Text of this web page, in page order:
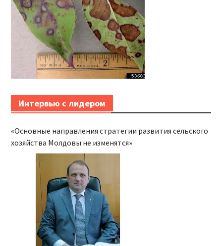
Интервью с лидером
«Основные направления стратегии развития сельского
хозяйства Молдовы не изменятся»